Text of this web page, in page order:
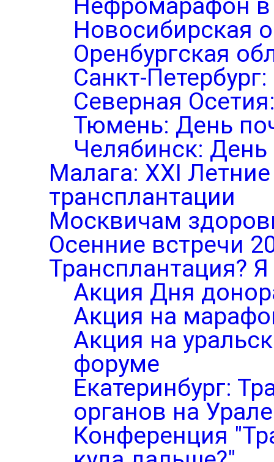
Нефромарафон
Новосибирская
Оренбургская
Санкт-
Северная
Тюмень: День
Челябинск: День
Малага: XXI
трансплантации
Москвичам
Осенние встречи
Трансплантация?
Акция Дня
Акция на
Акция на
форуме
Екатеринбург:
органов на Урале
Конференция